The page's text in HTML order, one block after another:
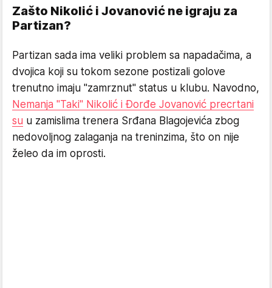
Zašto Nikolić i Jovanović ne igraju za
Partizan?
Partizan sada ima veliki problem sa napadačima, a
dvojica koji su tokom sezone postizali golove
trenutno imaju "zamrznut" status u klubu. Navodno,
Nemanja "Taki" Nikolić i Đorđe Jovanović precrtani
su u zamislima trenera Srđana Blagojevića zbog
nedovoljnog zalaganja na treninzima, što on nije
želeo da im oprosti.